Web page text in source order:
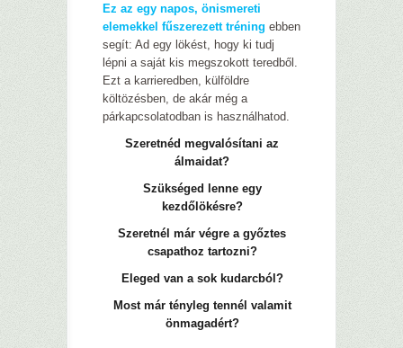
Ez az egy napos, önismereti
elemekkel fűszerezett tréning ebben
segít: Ad egy lökést, hogy ki tudj
lépni a saját kis megszokott teredből.
Ezt a karrieredben, külföldre
költözésben, de akár még a
párkapcsolatodban is használhatod.
Szeretnéd megvalósítani az
álmaidat?
Szükséged lenne egy
kezdőlökésre?
Szeretnél már végre a győztes
csapathoz tartozni?
Eleged van a sok kudarcból?
Most már tényleg tennél valamit
önmagadért?